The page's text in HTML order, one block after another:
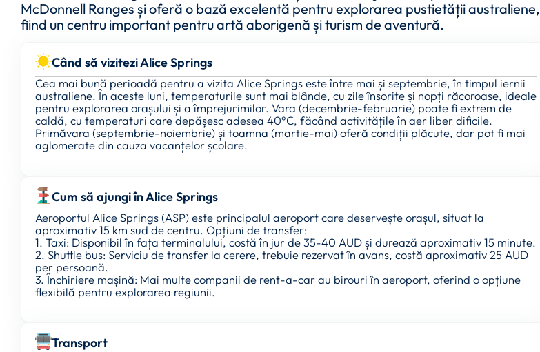
McDonnell Ranges și oferă o bază excelentă pentru explorarea pustietății australiene,
fiind un centru important pentru artă aborigenă și turism de aventură.
Când să vizitezi Alice Springs
Cea mai bună perioadă pentru a vizita Alice Springs este între mai și septembrie, în timpul iernii
australiene. În aceste luni, temperaturile sunt mai blânde, cu zile însorite și nopți răcoroase, ideale
pentru explorarea orașului și a împrejurimilor. Vara (decembrie-februarie) poate fi extrem de
caldă, cu temperaturi care depășesc adesea 40°C, făcând activitățile în aer liber dificile.
Primăvara (septembrie-noiembrie) și toamna (martie-mai) oferă condiții plăcute, dar pot fi mai
aglomerate din cauza vacanțelor școlare.
Cum să ajungi în Alice Springs
Aeroportul Alice Springs (ASP) este principalul aeroport care deservește orașul, situat la
aproximativ 15 km sud de centru. Opțiuni de transfer:
1. Taxi: Disponibil în fața terminalului, costă în jur de 35-40 AUD și durează aproximativ 15 minute.
2. Shuttle bus: Serviciu de transfer la cerere, trebuie rezervat în avans, costă aproximativ 25 AUD
per persoană.
3. Închiriere mașină: Mai multe companii de rent-a-car au birouri în aeroport, oferind o opțiune
flexibilă pentru explorarea regiunii.
Transport